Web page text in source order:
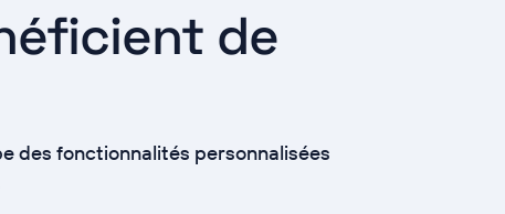
de
des fonctionnalités personnalisées